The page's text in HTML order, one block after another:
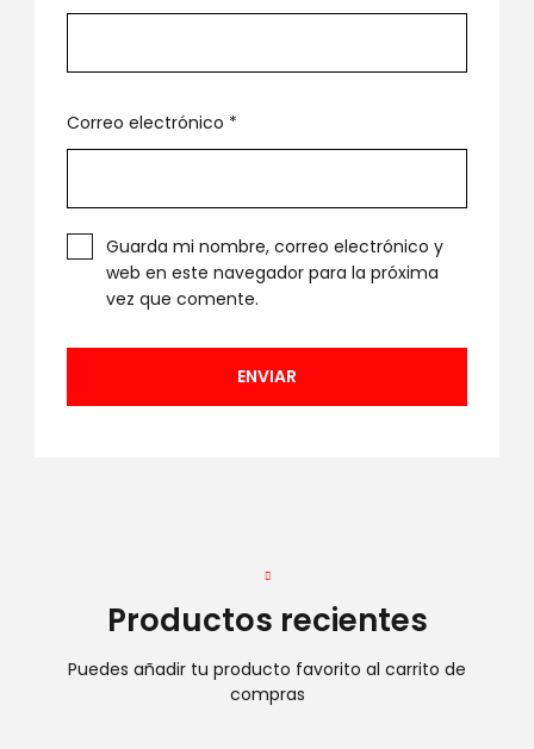
Correo electrónico *
Guarda mi nombre, correo electrónico y
web en este navegador para la próxima
vez que comente.
Productos recientes
Puedes añadir tu producto favorito al carrito de
compras